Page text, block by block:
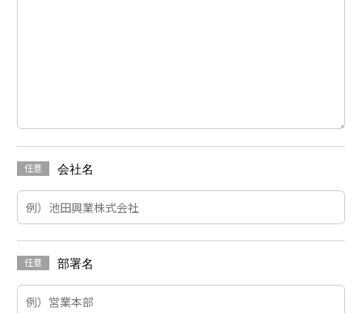
任意 会社名
任意 部署名